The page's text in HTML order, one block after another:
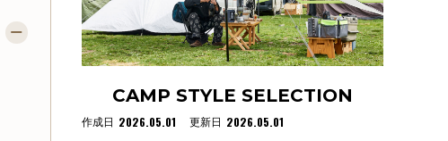
CAMP STYLE SELECTION
作成日 2026.05.01 更新日 2026.05.01